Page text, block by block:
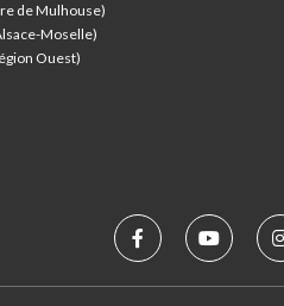
de Mulhouse)
Moselle)
Ouest)